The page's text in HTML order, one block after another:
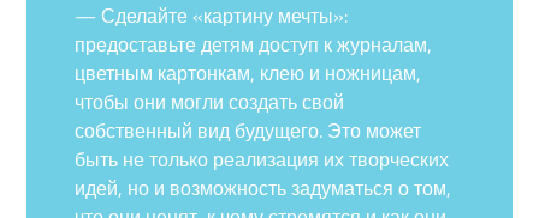
— Сделайте «картину мечты»:
предоставьте детям доступ к журналам,
цветным картонкам, клею и ножницам,
чтобы они могли создать свой
собственный вид будущего. Это может
быть не только реализация их творческих
идей, но и возможность задуматься о том,